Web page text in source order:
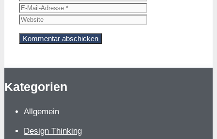
Kategorien
Allgemein
Design Thinking